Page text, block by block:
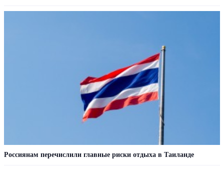
Россиянам перечислили главные риски отдыха в Таиланде